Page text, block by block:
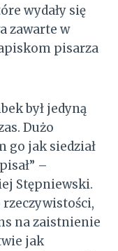
wydały się
zawarte w
pisarza
był jedyną
Dużo
go jak siedział
–
Stępniewski.
na zaistnienie
jak